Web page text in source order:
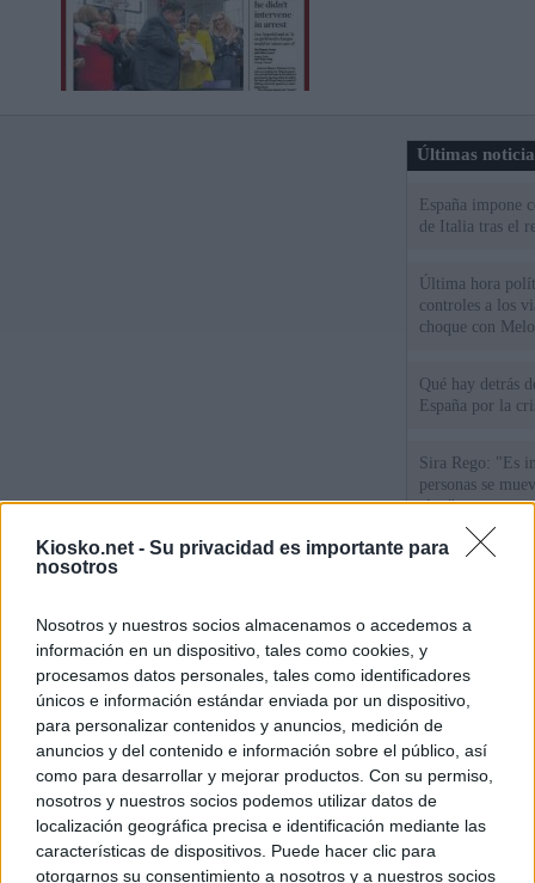
Kiosko.net - Su privacidad es importante para
nosotros
Nosotros y nuestros socios almacenamos o accedemos a
información en un dispositivo, tales como cookies, y
procesamos datos personales, tales como identificadores
únicos e información estándar enviada por un dispositivo,
para personalizar contenidos y anuncios, medición de
anuncios y del contenido e información sobre el público, así
como para desarrollar y mejorar productos. Con su permiso,
nosotros y nuestros socios podemos utilizar datos de
localización geográfica precisa e identificación mediante las
características de dispositivos. Puede hacer clic para
otorgarnos su consentimiento a nosotros y a nuestros socios
Últimas
España impone
de Italia tras el
Última hora
controles a los
choque con
Qué hay detrás
España por la
Sira Rego: "Es
personas se
algo"
Rutas,
© Kiosko.net Aviso Legal Privacidad y Cookies